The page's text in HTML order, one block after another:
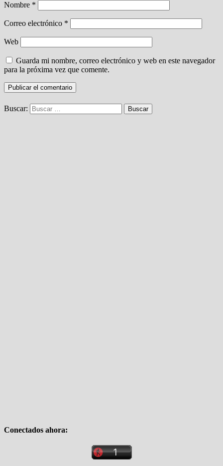
Nombre *
Correo electrónico *
Web
Guarda mi nombre, correo electrónico y web en este navegador
para la próxima vez que comente.
Buscar:
Conectados ahora: